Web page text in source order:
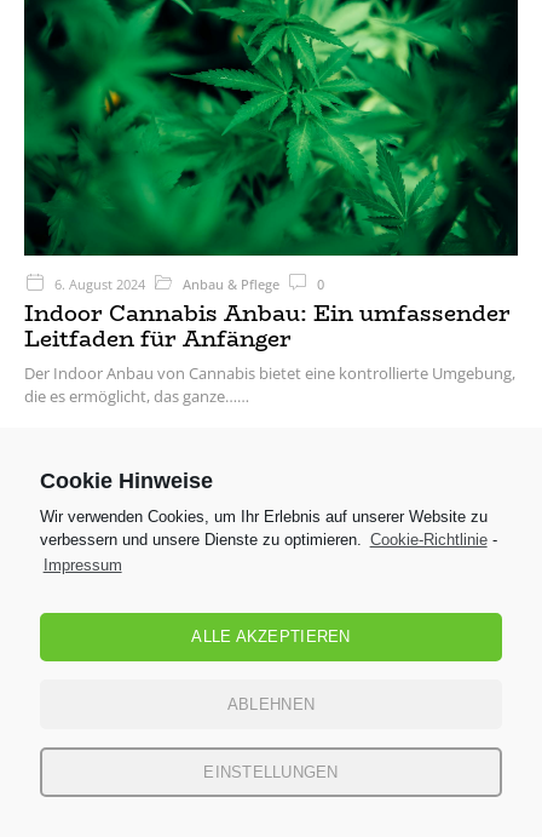
6. August 2024 Anbau & Pflege 0
Indoor Cannabis Anbau: Ein umfassender
Leitfaden für Anfänger
Der Indoor Anbau von Cannabis bietet eine kontrollierte Umgebung,
die es ermöglicht, das ganze…
Cookie Hinweise
Wir verwenden Cookies, um Ihr Erlebnis auf unserer Website zu
verbessern und unsere Dienste zu optimieren.
Cookie-Richtlinie-
Impressum
ALLE AKZEPTIEREN
ABLEHNEN
EINSTELLUNGEN